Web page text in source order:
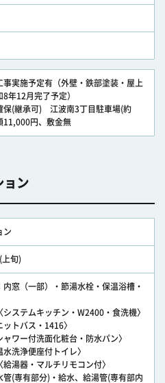
事実施予定有（外壁・鉄部塗装・屋上
年12月完了予定）
保(継承可) 江波南3丁目駐車場(約
円、敷金無
ョン
ン
上旬)
内窓（一部）・節湯水栓・保温浴槽・
ステムキッチン・W2400・食洗機〉
トバス・1416〉
ワー付洗面化粧台・防水パン〉
洗浄便座付トイレ〉
湯器・マルチリモコン付〉
(専有部分)・給水、給湯管(専有部内